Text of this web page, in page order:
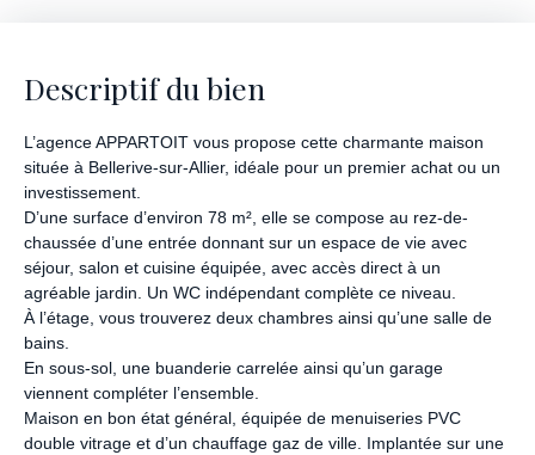
Descriptif du bien
L’agence APPARTOIT vous propose cette charmante maison
située à Bellerive-sur-Allier, idéale pour un premier achat ou un
investissement.
D’une surface d’environ 78 m², elle se compose au rez-de-
chaussée d’une entrée donnant sur un espace de vie avec
séjour, salon et cuisine équipée, avec accès direct à un
agréable jardin. Un WC indépendant complète ce niveau.
À l’étage, vous trouverez deux chambres ainsi qu’une salle de
bains.
En sous-sol, une buanderie carrelée ainsi qu’un garage
viennent compléter l’ensemble.
Maison en bon état général, équipée de menuiseries PVC
double vitrage et d’un chauffage gaz de ville. Implantée sur une